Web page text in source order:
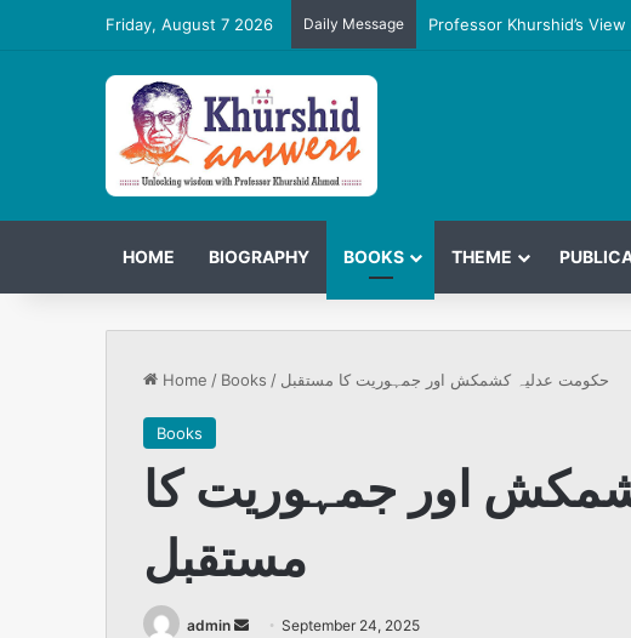
Friday, August 7 2026 Daily Message Professor Khurshid’s
HOME BIOGRAPHY BOOKS THEME
Home / Books / حکومت عدلیہ کشمکش اور جمہوریت کا مستقبل
Books
اور جمہوریت کا
مستقبل
admin
Send September 24, 2025